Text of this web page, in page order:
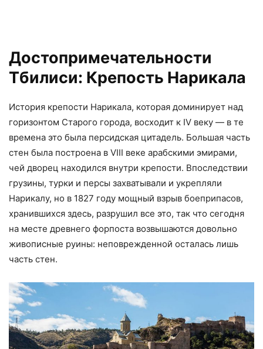
Достопримечательности
Тбилиси: Крепость Нарикала
История крепости Нарикала, которая доминирует над
горизонтом Старого города, восходит к IV веку — в те
времена это была персидская цитадель. Большая часть
стен была построена в VIII веке арабскими эмирами,
чей дворец находился внутри крепости. Впоследствии
грузины, турки и персы захватывали и укрепляли
Нарикалу, но в 1827 году мощный взрыв боеприпасов,
хранившихся здесь, разрушил все это, так что сегодня
на месте древнего форпоста возвышаются довольно
живописные руины: неповрежденной осталась лишь
часть стен.